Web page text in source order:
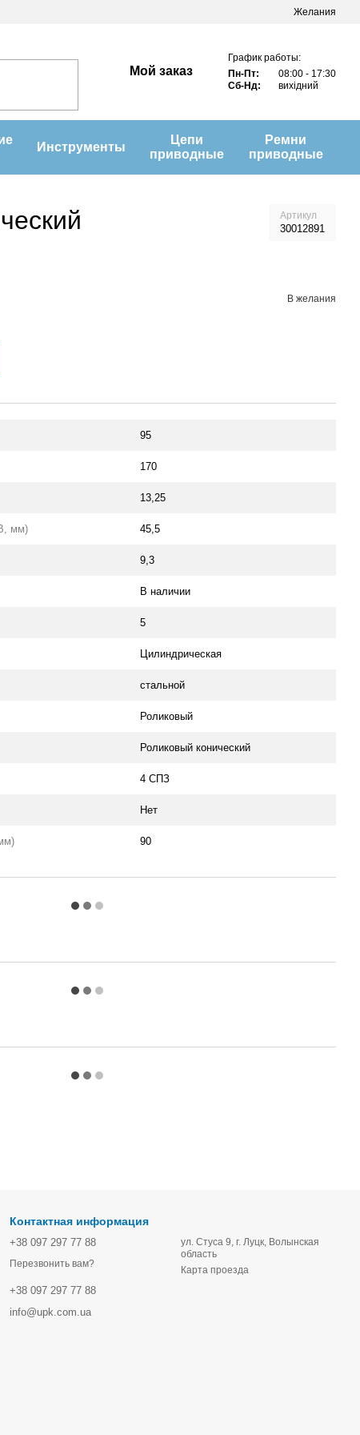
Желания
Мой заказ
График работы:
Пн-Пт:
08:00 - 17:30
Сб-Нд:
вихідний
Инструменты
Цепи
приводные
Ремни
приводные
Артикул
30012891
В желания
95
170
13,25
мм) 45,5
9,3
В наличии
5
Цилиндрическая
стальной
Роликовый
Роликовый конический
4 СПЗ
Нет
90
Контактная информация
+38 097 297 77 88
Перезвонить вам?
+38 097 297 77 88
info@upk.com.ua
ул. Стуса 9, г. Луцк, Волынская
область
Карта проезда